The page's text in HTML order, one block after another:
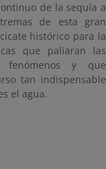
de la sequía a
de esta gran
histórico para la
que paliaran las
fenómenos y que
tan indispensable
el agua.